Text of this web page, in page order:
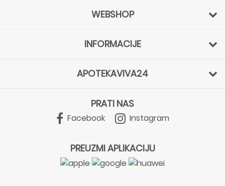
WEBSHOP
INFORMACIJE
APOTEKAVIVA24
PRATI NAS
Facebook Instagram
PREUZMI APLIKACIJU